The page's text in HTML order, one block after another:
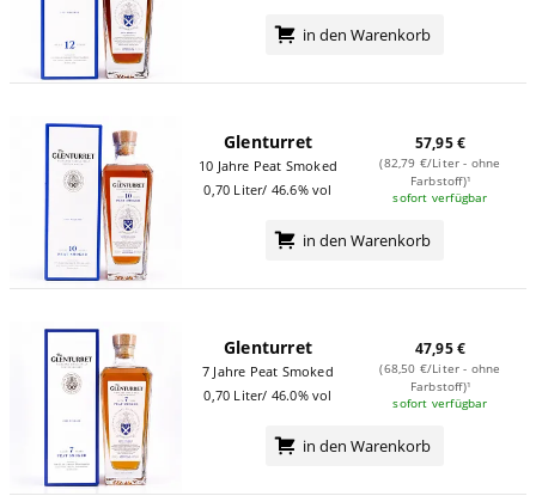
in den Warenkorb
Glenturret
10 Jahre Peat Smoked
0,70 Liter/ 46.6% vol
57,95 €
(82,79 €/Liter - ohne
Farbstoff)¹
sofort verfügbar
in den Warenkorb
Glenturret
7 Jahre Peat Smoked
0,70 Liter/ 46.0% vol
47,95 €
(68,50 €/Liter - ohne
Farbstoff)¹
sofort verfügbar
in den Warenkorb